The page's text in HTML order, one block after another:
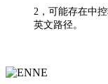
2，可能存在中
英文路径。